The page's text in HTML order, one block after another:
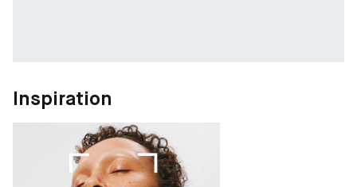
Inspiration